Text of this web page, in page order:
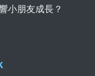
小朋友成長？